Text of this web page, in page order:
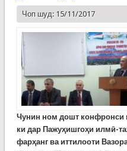
Чоп шуд: 15/11/2017
Чунин ном дошт конфронси
ки дар Пажуҳишгоҳи илмӣ-
фарҳанг ва иттилооти